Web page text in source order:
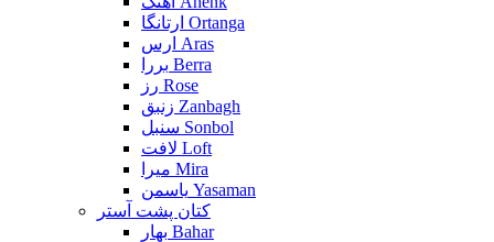
ارتانگا Ortanga
ارس Aras
بررا Berra
رز Rose
زنبق Zanbagh
سنبل Sonbol
لافت Loft
میرا Mira
یاسمن Yasaman
کتان پشت آستر
بهار Bahar